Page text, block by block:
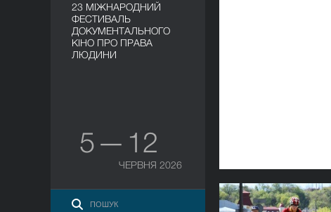
23 МІЖНАРОДНИЙ
ФЕСТИВАЛЬ
ДОКУМЕНТАЛЬНОГО
КІНО ПРО ПРАВА
ЛЮДИНИ
5 — 12
ЧЕРВНЯ 2026
Думайдан: